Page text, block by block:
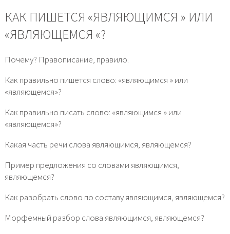
КАК ПИШЕТСЯ «ЯВЛЯЮЩИМСЯ » ИЛИ
«ЯВЛЯЮЩЕМСЯ­ «?
Почему? Правописание, правило.
Как правильно пишется слово: «являющимся » или
«являющемся»?
Как правильно писать слово: «являющимся » или
«являющемся»?
Какая часть речи слова являющимся, являющемся?
Пример предложения со словами являющимся,
являющемся?
Как разобрать слово по составу являющимся, являющемся?
Морфемный разбор слова являющимся, являющемся?